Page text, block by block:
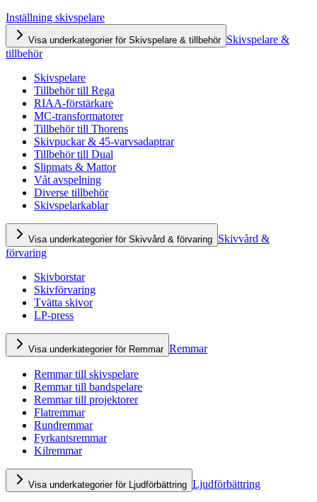
Inställning skivspelare
Visa underkategorier för Skivspelare & tillbehör Skivspelare &
tillbehör
Skivspelare
Tillbehör till Rega
RIAA-förstärkare
MC-transformatorer
Tillbehör till Thorens
Skivpuckar & 45-varvsadaptrar
Tillbehör till Dual
Slipmats & Mattor
Våt avspelning
Diverse tillbehör
Skivspelarkablar
Visa underkategorier för Skivvård & förvaring Skivvård &
förvaring
Skivborstar
Skivförvaring
Tvätta skivor
LP-press
Visa underkategorier för Remmar Remmar
Remmar till skivspelare
Remmar till bandspelare
Remmar till projektorer
Flatremmar
Rundremmar
Fyrkantsremmar
Kilremmar
Visa underkategorier för Ljudförbättring Ljudförbättring